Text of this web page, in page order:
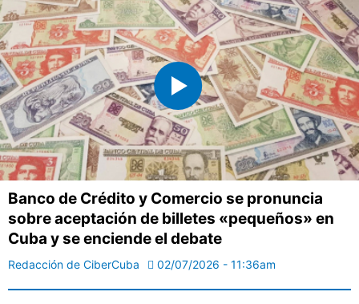
Banco de Crédito y Comercio se pronuncia
sobre aceptación de billetes «pequeños» en
Cuba y se enciende el debate
Redacción de CiberCuba 02/07/2026 - 11:36am